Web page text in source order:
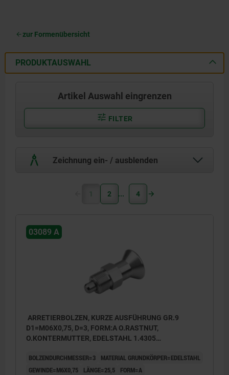
zur Formenübersicht
PRODUKTAUSWAHL
Artikel Auswahl eingrenzen
FILTER
Zeichnung ein- / ausblenden
1 2 4
03089 A
ARRETIERBOLZEN, KURZE AUSFÜHRUNG GR.9
D1=M06X0,75, D=3, FORM:A O.RASTNUT,
O.KONTERMUTTER, EDELSTAHL 1.4305
BOLZENDURCHMESSER=3
MATERIAL GRUNDKÖRPER=EDELSTAHL
GEWINDE=M6X0,75
LÄNGE=25,5
FORM=A